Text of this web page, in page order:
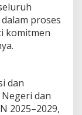
proses
komitmen
dan
dan
2025–2029,